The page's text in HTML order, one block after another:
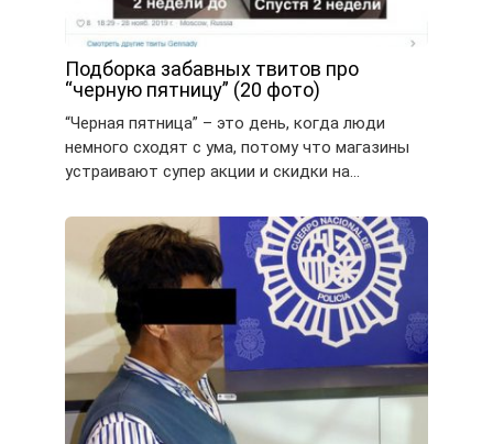
Подборка забавных твитов про
“черную пятницу” (20 фото)
“Черная пятница” – это день, когда люди
немного сходят с ума, потому что магазины
устраивают супер акции и скидки на…